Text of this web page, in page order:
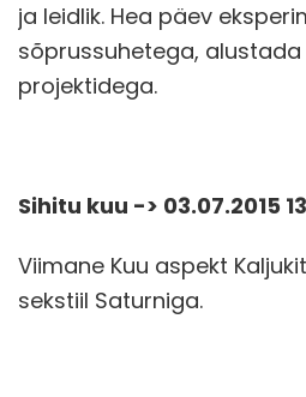
ja leidlik. Hea päev
sõprussuhetega,
projektidega.
Sihitu kuu -> 03.07.2015
Viimane Kuu aspekt
sekstiil Saturniga.